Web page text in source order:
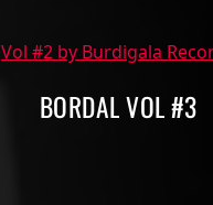
Vol #2 by Burdigala
BORDAL VOL #3